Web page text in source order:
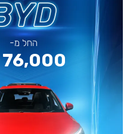
החל מ-
76,000 ₪